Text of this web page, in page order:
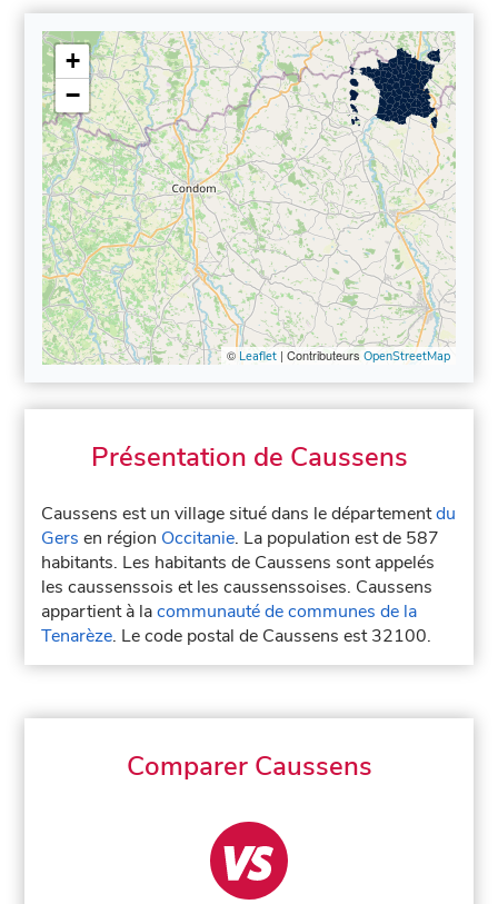
+
−
©Leaflet| Contributeurs OpenStreetMap
Présentation de Caussens
Caussens est un village situé dans le départementdu
Gers en région Occitanie. La population est de 587
habitants. Les habitants de Caussens sont appelés
les caussenssois et les caussenssoises. Caussens
appartient à lacommunauté de communes de la
Tenarèze. Le code postal de Caussens est 32100.
Comparer Caussens